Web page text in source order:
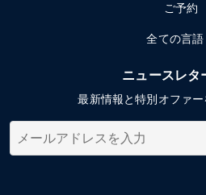
ご予約
全ての言語
ニュースレタ
最新情報と特別オファー